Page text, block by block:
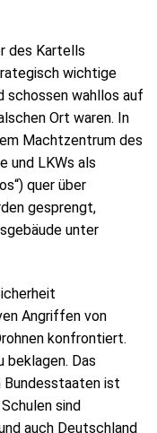
des Kartells
wichtige
schossen wahllos auf
Ort waren. In
Machtzentrum des
und LKWs als
quer über
gesprengt,
unter
Angriffen von
konfrontiert.
beklagen. Das
ist
sind
auch Deutschland